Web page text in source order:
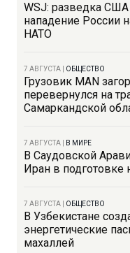
WSJ: разведка США
нападение России
НАТО
7 АВГУСТА ОБЩЕСТВО
Грузовик MAN
перевернулся на
Самаркандской
7 АВГУСТА В МИРЕ
В Саудовской
Иран в подготовке
7 АВГУСТА ОБЩЕСТВО
В Узбекистане
энергетические
махаллей